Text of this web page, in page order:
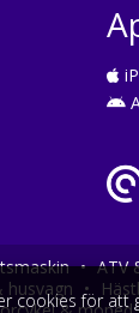
• ATV
husvagn •
cookies för att